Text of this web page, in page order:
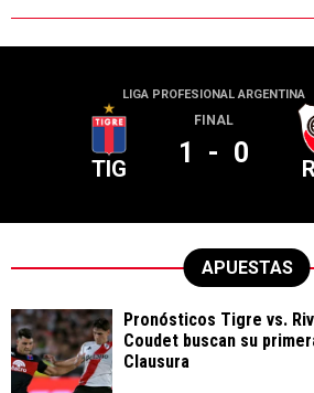
LIGA PROFESIONAL ARGENTINA
TIG
FINAL
1 - 0
APUESTAS
Pronósticos Tigre vs.
Coudet buscan su
Clausura